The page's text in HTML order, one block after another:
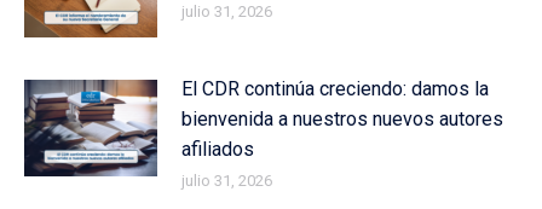
julio 31, 2026
El CDR continúa creciendo: damos la
bienvenida a nuestros nuevos autores
afiliados
julio 31, 2026